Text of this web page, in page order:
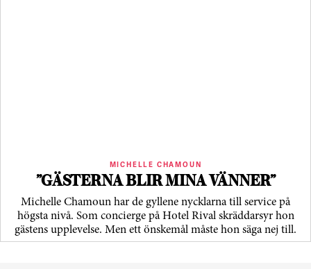
MICHELLE CHAMOUN
”GÄSTERNA BLIR MINA VÄNNER”
Michelle Chamoun har de gyllene nycklarna till service på
högsta nivå. Som concierge på Hotel Rival skräddarsyr hon
gästens upp­levelse. Men ett önskemål måste hon säga nej till.